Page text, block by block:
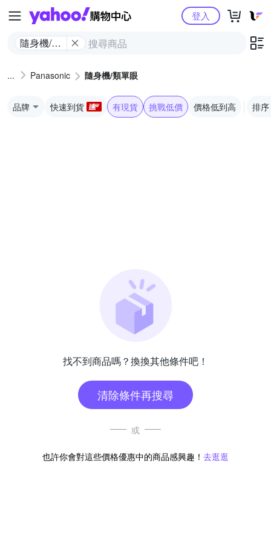
Yahoo購物中心
隨身機/類
登入
Panasonic 隨身機/類單眼
品牌 快速到貨 有現貨 挑戰低價 價格低到高 排序
找不到商品嗎？換換其他條件吧！
清除條件再搜尋
或
也許你會對這些價格優惠中的商品感興趣！ 去逛逛